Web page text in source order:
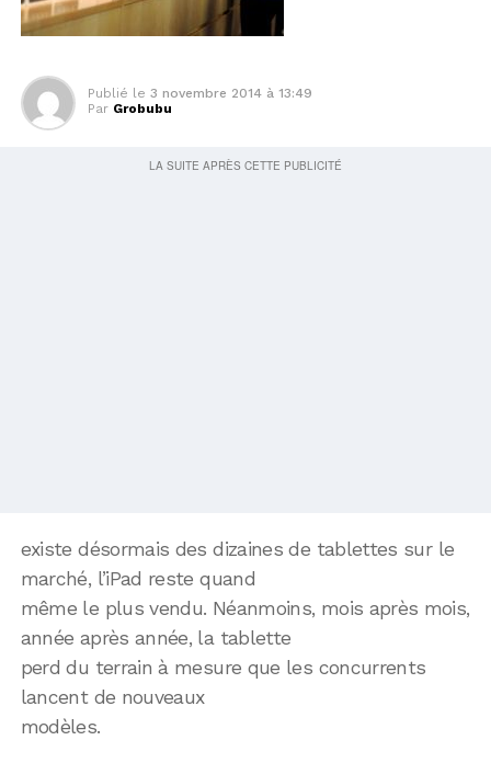
Publié le 3 novembre 2014 à 13:49
Par Grobubu
existe désormais des dizaines de tablettes sur le
marché, l’iPad reste quand
même le plus vendu. Néanmoins, mois après mois,
année après année, la tablette
perd du terrain à mesure que les concurrents
lancent de nouveaux
modèles.